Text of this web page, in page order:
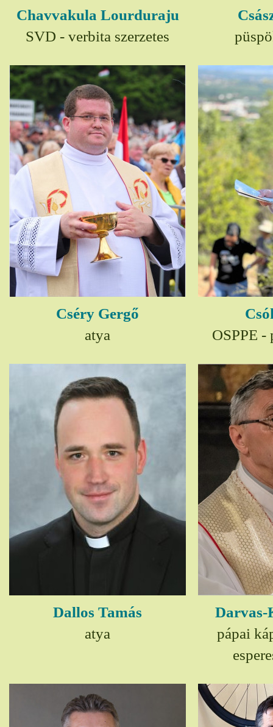
Chavvakula Lourduraju
SVD - verbita szerzetes
Cséry Gergő
atya
OSPPE -
Dallos Tamás
atya
Darvas-
pápai